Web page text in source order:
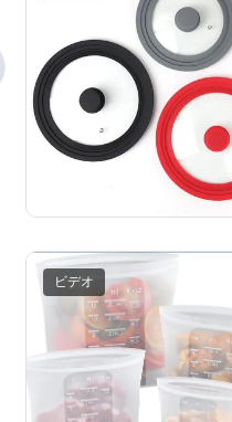
ビデオ